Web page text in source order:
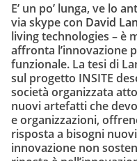
E’ un po’ lunga, ve lo
via skype con David
living technologies – è
affronta l’innovazione
funzionale. La tesi di
sul progetto INSITE
società organizzata
nuovi artefatti che
e organizzazioni,
risposta a bisogni
innovazione non